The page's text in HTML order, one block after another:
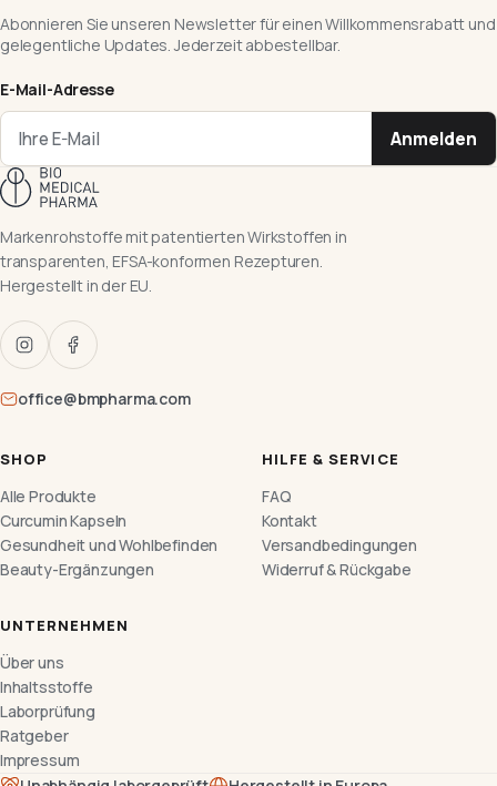
Abonnieren Sie unseren Newsletter für einen Willkommensrabatt und
gelegentliche Updates. Jederzeit abbestellbar.
E-Mail-Adresse
Anmelden
Markenrohstoffe mit patentierten Wirkstoffen in
transparenten, EFSA-konformen Rezepturen.
Hergestellt in der EU.
office@bmpharma.com
SHOP
Alle Produkte
Curcumin Kapseln
Gesundheit und Wohlbefinden
Beauty-Ergänzungen
HILFE & SERVICE
FAQ
Kontakt
Versandbedingungen
Widerruf & Rückgabe
UNTERNEHMEN
Über uns
Inhaltsstoffe
Laborprüfung
Ratgeber
Impressum